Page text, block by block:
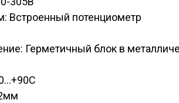
Встроенный потенциометр
Герметичный блок в